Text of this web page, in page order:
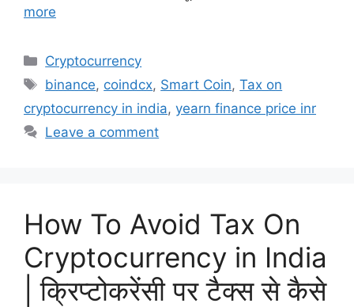
more
Categories
Cryptocurrency
Tags
binance, coindcx, Smart Coin,Tax on
cryptocurrency in india, yearn finance price inr
Leave a comment
How To Avoid Tax On
Cryptocurrency in India
| क्रिप्टोकरेंसी पर टैक्स से कैसे